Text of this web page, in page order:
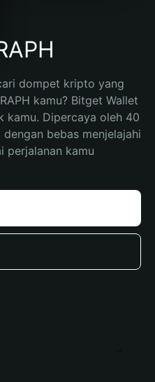
dompet kripto yang
kamu? Bitget Wallet
kamu. Dipercaya oleh 40
bebas menjelajahi
perjalanan kamu